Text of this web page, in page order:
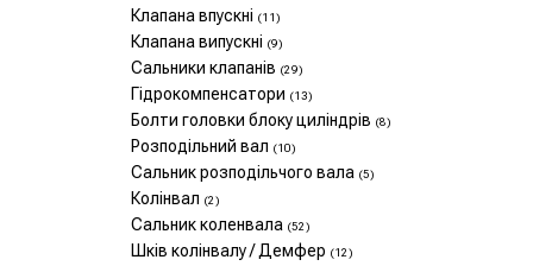
Клапана впускні (11)
Клапана випускні (9)
Сальники клапанів (29)
Гідрокомпенсатори (13)
Болти головки блоку циліндрів (8)
Розподільний вал (10)
Сальник розподільчого вала (5)
Колінвал (2)
Сальник коленвала (52)
Шків колінвалу / Демфер (12)